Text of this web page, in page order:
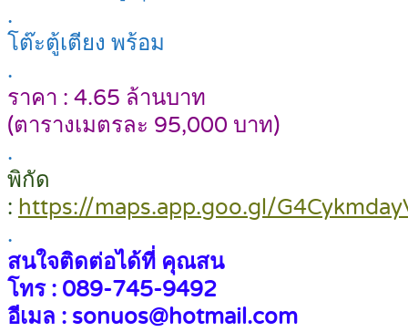
.
โต๊ะตู้เตียง พร้อม
.
ราคา : 4.65 ล้านบาท
(ตารางเมตรละ 95,000 บาท)
.
พิกัด
: https://maps.app.goo.gl/
.
สนใจติดต่อได้ที่ คุณสน
โทร : 089-745-9492
อีเมล : sonuos@hotmail.com